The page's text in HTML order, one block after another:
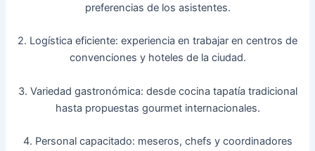
preferencias de los asistentes.
2. Logística eficiente: experiencia en trabajar en centros de
convenciones y hoteles de la ciudad.
3. Variedad gastronómica: desde cocina tapatía tradicional
hasta propuestas gourmet internacionales.
4. Personal capacitado: meseros, chefs y coordinadores